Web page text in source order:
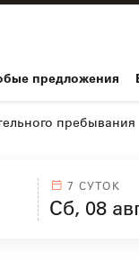
предложения
пребывания
7 СУТОК